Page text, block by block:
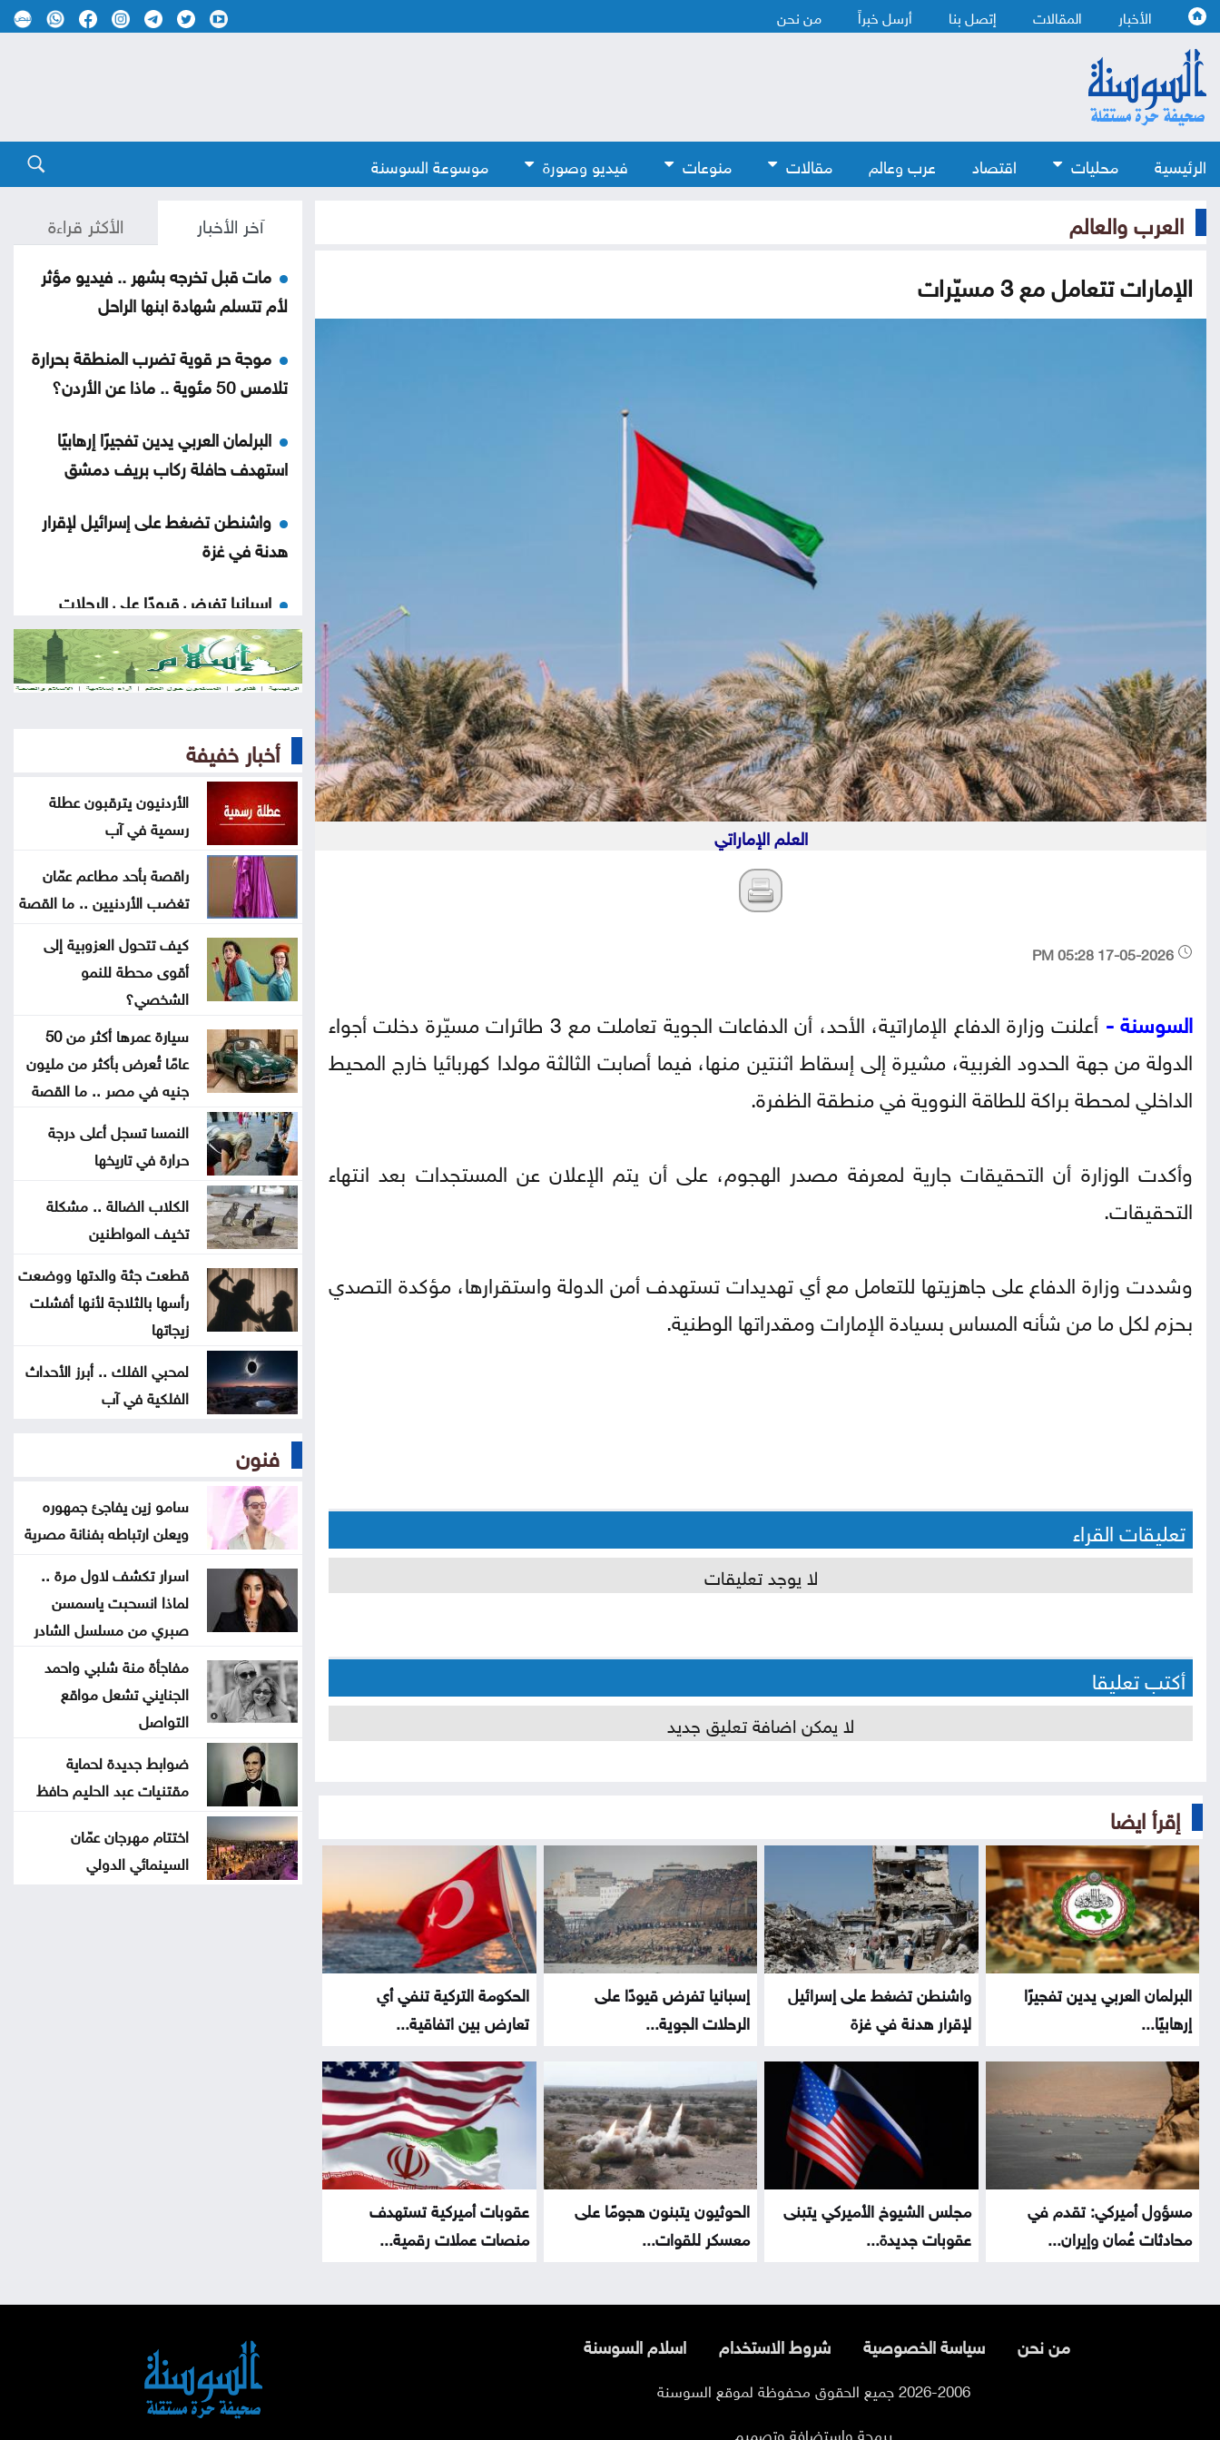
الأخبار المقالات إتصل بنا أرسل خبراً من نحن
الرئيسية محليات اقتصاد عرب وعالم مقالات منوعات فيديو وصورة موسوعة السوسنة
العرب والعالم
الإمارات تتعامل مع 3 مسيّرات
العلم الإماراتي
السوسنة -
أعلنت وزارة الدفاع الإماراتية، الأحد، أن الدفاعات الجوية تعاملت مع 3 طائرات مسيّرة دخلت أجواء
الدولة من جهة الحدود الغربية، مشيرة إلى إسقاط اثنتين منها، فيما أصابت الثالثة مولدا كهربائيا خارج المحيط
الداخلي لمحطة براكة للطاقة النووية في منطقة الظفرة.
وأكدت الوزارة أن التحقيقات جارية لمعرفة مصدر الهجوم، على أن يتم الإعلان عن المستجدات بعد انتهاء
التحقيقات.
وشددت وزارة الدفاع على جاهزيتها للتعامل مع أي تهديدات تستهدف أمن الدولة واستقرارها، مؤكدة التصدي
بحزم لكل ما من شأنه المساس بسيادة الإمارات ومقدراتها الوطنية.
تعليقات القراء
لا يوجد تعليقات
أكتب تعليقا
لا يمكن اضافة تعليق جديد
إقرأ ايضا
البرلمان العربي يدين تفجيرًا
إرهابيًا...
واشنطن تضغط على إسرائيل
لإقرار هدنة في غزة
إسبانيا تفرض قيودًا على
الرحلات الجوية...
الحكومة التركية تنفي أي
تعارض بين اتفاقية...
مسؤول أميركي: تقدم في
محادثات عُمان وإيران...
مجلس الشيوخ الأميركي يتبنى
عقوبات جديدة...
الحوثيون يتبنون هجومًا على
معسكر للقوات...
عقوبات أميركية تستهدف
منصات عملات رقمية...
آخر الأخبار الأكثر قراءة
مات قبل تخرجه بشهر .. فيديو مؤثر
لأم تتسلم شهادة ابنها الراحل
موجة حر قوية تضرب المنطقة بحرارة
تلامس 50 مئوية .. ماذا عن الأردن؟
البرلمان العربي يدين تفجيرًا إرهابيًا
استهدف حافلة ركاب بريف دمشق
واشنطن تضغط على إسرائيل لإقرار
هدنة في غزة
إسبانيا تفرض قيودًا على الرحلات
الجوية والسفن القادمة من إيطاليا
الحكومة التركية تنفي أي تعارض بين
مسؤول أميركي: تقدم في محادثات
عُمان وإيران حول مضيق هرمز
تنفيذ حزمة مشاريع تنموية بالكرك
لدعم البيئة الاستثمارية
انطلاق منافسات بطولة الحسن
الدولية العاشرة للتايكواندو
مجلس الشيوخ الأميركي يتبنى
عقوبات جديدة على روسيا
الحوثيون يتبنون هجومًا على معسكر
للقوات الحكومية في مأرب
عقوبات أميركية تستهدف منصات
عملات رقمية مرتبطة بتمويل الحرس
الثوري
البناء الوطني: المباني غير المعزولة
تزيد استهلاك الكهرباء في موجات الحر
انطلاق رحلات برنامج أردننا جنة في
الكرك
عون: تقدم إيجابي في مفاوضات روما
حول الحدود والأسرى
أخبار خفيفة
الأردنيون يترقبون عطلة
رسمية في آب
راقصة بأحد مطاعم عمّان
تغضب الأردنيين .. ما القصة
كيف تتحول العزوبية إلى
أقوى محطة للنمو
الشخصي؟
سيارة عمرها أكثر من 50
عامًا تُعرض بأكثر من مليون
جنيه في مصر .. ما القصة
النمسا تسجل أعلى درجة
حرارة في تاريخها
الكلاب الضالة .. مشكلة
تخيف المواطنين
قطعت جثة والدتها ووضعت
رأسها بالثلاجة لأنها أفشلت
زيجاتها
لمحبي الفلك .. أبرز الأحداث
الفلكية في آب
فنون
سامو زين يفاجئ جمهوره
ويعلن ارتباطه بفنانة مصرية
اسرار تكشف لاول مرة ..
لماذا انسحبت ياسمسن
صبري من مسلسل الشادر
مفاجأة منة شلبي واحمد
الجنايني تشعل مواقع
التواصل
ضوابط جديدة لحماية
مقتنيات عبد الحليم حافظ
اختتام مهرجان عمّان
السينمائي الدولي
من نحن سياسة الخصوصية شروط الاستخدام اسلام السوسنة
2026-2006 جميع الحقوق محفوظة لموقع السوسنة
برمجة واستضافة وتصميم